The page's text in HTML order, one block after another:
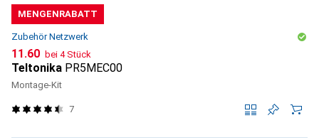
MENGENRABATT
Zubehör Netzwerk
CHF
11.60 bei 4 Stück
Teltonika PR5MEC00
Montage-Kit
7